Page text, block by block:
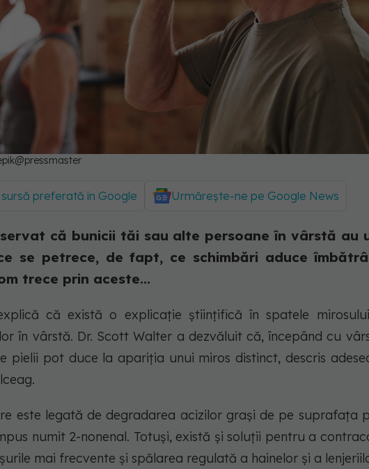
preferată în Google Urmărește-ne pe Google News
că bunicii tăi sau alte persoane în vârstă au
se petrece, de fapt, ce schimbări aduce
trece prin aceste...
că există o explicație științifică în spatele
în vârstă. Dr. Scott Walter a dezvăluit că, începând cu
pielii pot duce la apariția unui miros distinct, descris
este legată de degradarea acizilor grași de pe suprafața
numit 2-nonenal. Totuși, există și soluții pentru a
mai frecvente și spălarea regulată a hainelor și a